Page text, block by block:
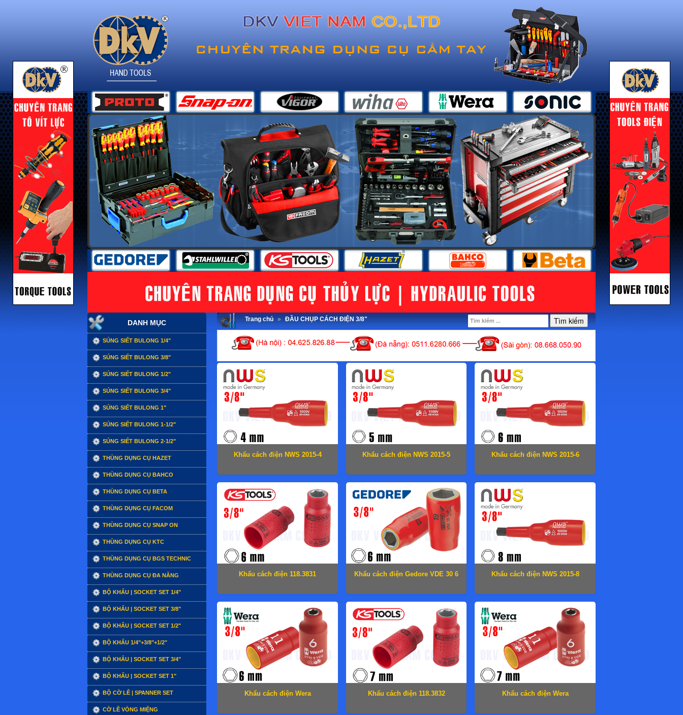
DANH MỤC
SÚNG SIẾT BULONG 1/4"
SÚNG SIẾT BULONG 3/8"
SÚNG SIẾT BULONG 1/2"
SÚNG SIẾT BULONG 3/4"
SÚNG SIẾT BULONG 1"
SÚNG SIẾT BULONG 1-1/2"
SÚNG SIẾT BULONG 2-1/2"
THÙNG DỤNG CỤ HAZET
THÙNG DỤNG CỤ BAHCO
THÙNG DỤNG CỤ BETA
THÙNG DỤNG CỤ FACOM
THÙNG DỤNG CỤ SNAP ON
THÙNG DỤNG CỤ KTC
THÙNG DỤNG CỤ BGS TECHNIC
THÙNG DỤNG CỤ ĐA NĂNG
BỘ KHẨU | SOCKET SET 1/4"
BỘ KHẨU | SOCKET SET 3/8"
BỘ KHẨU | SOCKET SET 1/2"
BỘ KHẨU 1/4"+3/8"+1/2"
BỘ KHẨU | SOCKET SET 3/4"
BỘ KHẨU | SOCKET SET 1"
BỘ CỜ LÊ | SPANNER SET
CỜ LÊ VÒNG MIỆNG
Trang chủ » ĐẦU CHỤP CÁCH ĐIỆN 3/8" Tìm kiếm
Khẩu cách điện NWS 2015-4 Khẩu cách điện NWS 2015-5 Khẩu cách điện NWS 2015-6
Khẩu cách điện 118.3831 Khẩu cách điện Gedore VDE 30 6 Khẩu cách điện NWS 2015-8
Khẩu cách điện Wera
Khẩu cách điện 118.3832
Khẩu cách điện Wera